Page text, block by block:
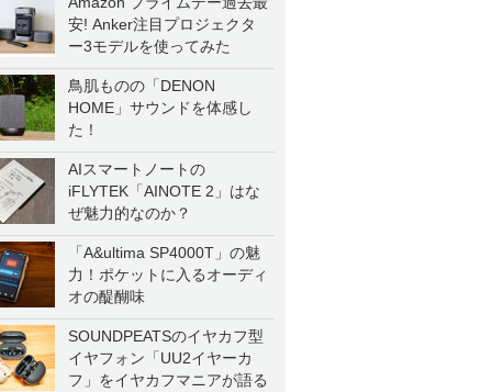
安! Anker注目プロジェクタ
ー3モデルを使ってみた
鳥肌ものの「DENON
HOME」サウンドを体感し
た！
AIスマートノートの
iFLYTEK「AINOTE 2」はな
ぜ魅力的なのか？
「A&ultima SP4000T」の魅
力！ポケットに入るオーディ
オの醍醐味
SOUNDPEATSのイヤカフ型
イヤフォン「UU2イヤーカ
フ」をイヤカフマニアが語る